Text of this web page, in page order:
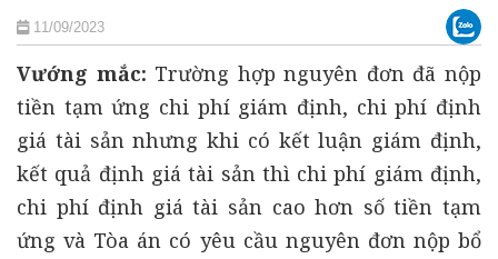
11/09/2023
Vướng mắc: Trường hợp nguyên đơn đã nộp
tiền tạm ứng chi phí giám định, chi phí định
giá tài sản nhưng khi có kết luận giám định,
kết quả định giá tài sản thì chi phí giám định,
chi phí định giá tài sản cao hơn số tiền tạm
ứng và Tòa án có yêu cầu nguyên đơn nộp bổ